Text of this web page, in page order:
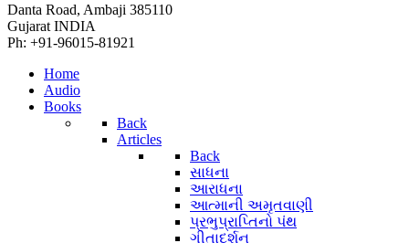
Danta Road, Ambaji 385110
Gujarat INDIA
Ph: +91-96015-81921
Home
Audio
Books
Back
Articles
Back
સાધના
આરાધના
આત્માની અમૃતવાણી
પ્રભુપ્રાપ્તિનો પંથ
ગીતાદર્શન